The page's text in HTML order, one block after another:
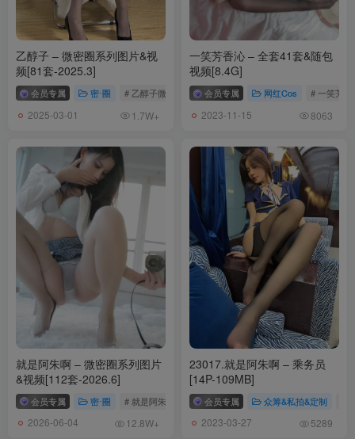
雨波HaneAme – NO.472 2025年10月订阅 (4套)[146P-18V-1.74G]
4.原神 菈乌玛 [40P]
3.鬼灭之刃 蝴蝶忍 [44P]
2.2025生日睡衣 [31P]
1.2025生日礼服 [31P]
[10.5]
雨波HaneAme – NO.471 喜多川海梦 写真书+尾张视频DLC[53P-21V-
683.7M]
雨波HaneAme – NO.470 海贼王娜美 写真书[58P-326.7M]
雨波HaneAme – NO.469 2025年09月订阅 地狱老师 雪女 [35P5V-
410MB]
[9.28]
雨波HaneAme – NO.468 2025年09月订阅 精灵村 第九村人 [35P3V-
358MB]
乙醇子 – 微密圈系列图片&视
频[81套-2025.3]
会员专属 密⋅圈 # 乙醇子微密圈 # 乙醇子
2025-03-01 1.7W+
一笑芳香沁 – 全套41套&随包
视频[8.4G]
会员专属 网红Cos # 一笑芳香
2023-11-15 8063
就是阿朱啊 – 微密圈系列图片
&视频[112套-2026.6]
会员专属 密⋅圈 # 就是阿朱啊
2026-06-04 12.8W+
23017.就是阿朱啊 – 乘务员
[14P-109MB]
会员专属 众筹&私拍&定制
2023-03-27 5289